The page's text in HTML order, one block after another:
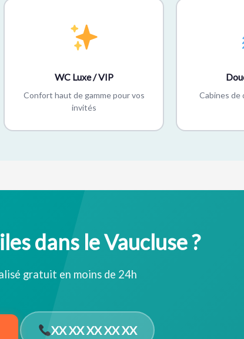
WC Luxe / VIP
Confort haut de gamme pour vos
invités
Cabines de
dans le Vaucluse ?
gratuit en moins de 24h
XX XX XX XX XX